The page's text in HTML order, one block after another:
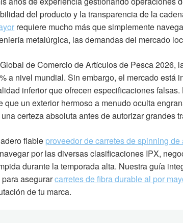
del producto y la transparencia de la
requiere mucho más que simplemente
metalúrgica, las demandas del mercado
de Comercio de Artículos de Pesca 2026,
a nivel mundial. Sin embargo, el mercado está
inferior que ofrecen especificaciones
que un exterior hermoso a menudo oculta
certeza absoluta antes de autorizar grandes
fiable proveedor de carretes de spinning
por las diversas clasificaciones IPX,
durante la temporada alta. Nuestra guía
para asegurarcarretes de fibra durable al por
de tu marca.